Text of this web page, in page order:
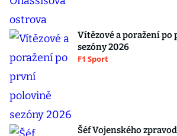
Vítězové a poražení
sezóny 2026
F1 Sport
Šéf Vojenského